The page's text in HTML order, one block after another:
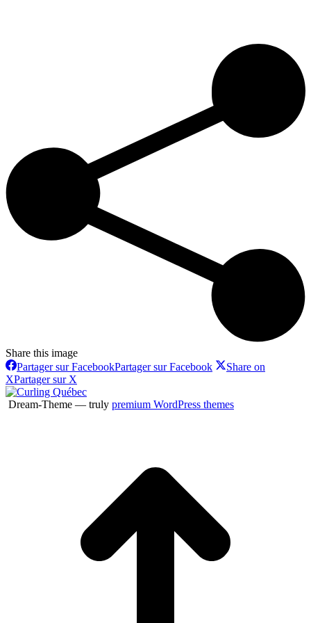
Share this image
Partager sur FacebookPartager sur Facebook
Share on
XPartager sur X
Dream-Theme — truly premium WordPress themes